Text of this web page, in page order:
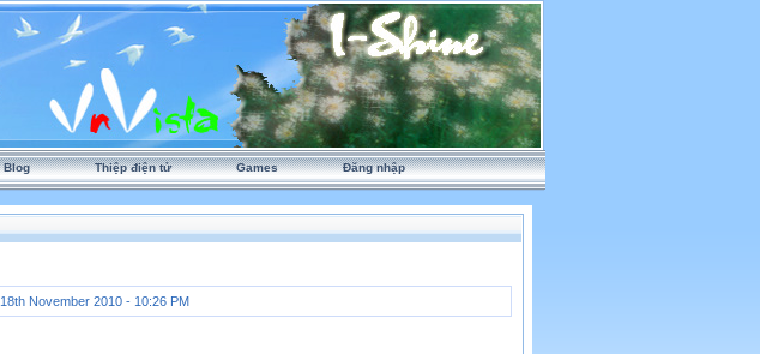
Blog Thiệp điện tử Games Đăng nhập
18th November 2010 - 10:26 PM